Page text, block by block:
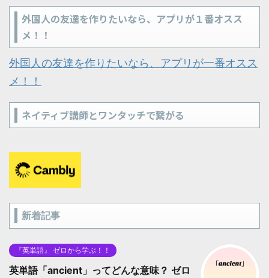
外国人の友達を作りたいなら、アプリが１番オスス
メ！！
外国人の友達を作りたいなら、アプリが一番オスス
メ！！
ネイティブ講師とワンタッチで繋がる
新着記事
『英単語』 ゼロから学ぶ！！
英単語「ancient」ってどんな意味？ ゼロ